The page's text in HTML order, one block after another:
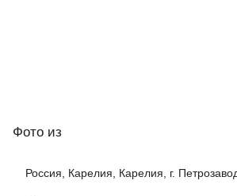
Фото из
Россия, Карелия, Карелия, г.